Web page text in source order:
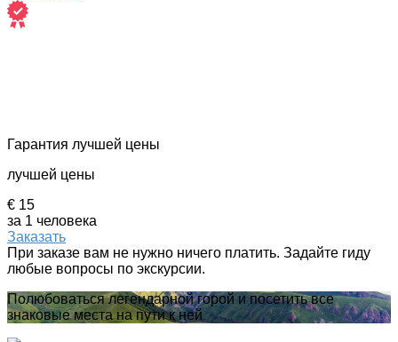
Гарантия лучшей цены
лучшей цены
€ 15
за 1 человека
Заказать
При заказе вам не нужно ничего платить. Задайте гиду
любые вопросы по экскурсии.
Полюбоваться легендарной горой и посетить все
знаковые места на пути к ней